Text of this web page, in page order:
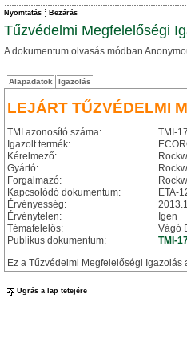
Nyomtatás Bezárás
Tűzvédelmi Megfelelőségi
A dokumentum olvasás módban
Alapadatok Igazolás
LEJÁRT TŰZVÉDELMI
TMI azonosító száma:
TMI-
Igazolt termék:
Kérelmező:
Gyártó:
Forgalmazó:
Kapcsolódó dokumentum:
ETA-
Érvényesség:
Érvénytelen:
Igen
Témafelelős:
Vágó
Publikus dokumentum:
TMI-
Ez a Tűzvédelmi Megfelelőségi Igazolás
Ugrás a lap tetejére